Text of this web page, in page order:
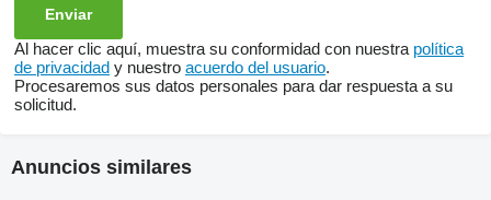
Al hacer clic aquí, muestra su conformidad con nuestra política
de privacidad y nuestro acuerdo del usuario.
Procesaremos sus datos personales para dar respuesta a su
solicitud.
Anuncios similares